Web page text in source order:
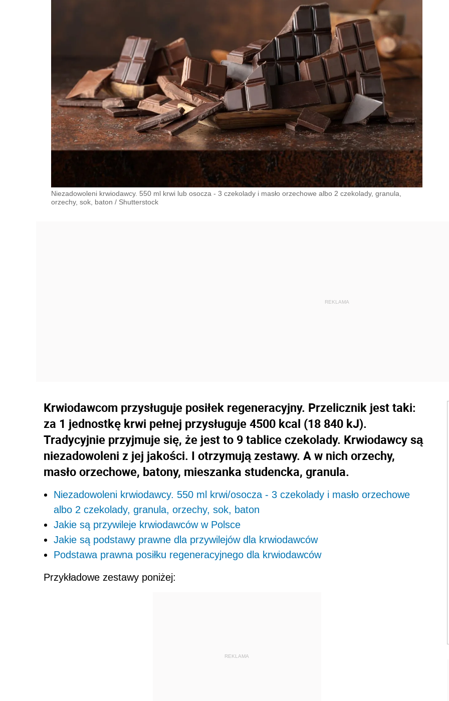
Niezadowoleni krwiodawcy. 550 ml krwi lub osocza - 3 czekolady i masło orzechowe albo 2 czekolady, granula,
orzechy, sok, baton / Shutterstock
Krwiodawcom przysługuje posiłek regeneracyjny. Przelicznik jest taki:
za 1 jednostkę krwi pełnej przysługuje 4500 kcal (18 840 kJ).
Tradycyjnie przyjmuje się, że jest to 9 tablice czekolady. Krwiodawcy są
niezadowoleni z jej jakości. I otrzymują zestawy. A w nich orzechy,
masło orzechowe, batony, mieszanka studencka, granula.
Niezadowoleni krwiodawcy. 550 ml krwi/osocza - 3 czekolady i masło orzechowe
albo 2 czekolady, granula, orzechy, sok, baton
Jakie są przywileje krwiodawców w Polsce
Jakie są podstawy prawne dla przywilejów dla krwiodawców
Podstawa prawna posiłku regeneracyjnego dla krwiodawców
Przykładowe zestawy poniżej:
REKLAMA